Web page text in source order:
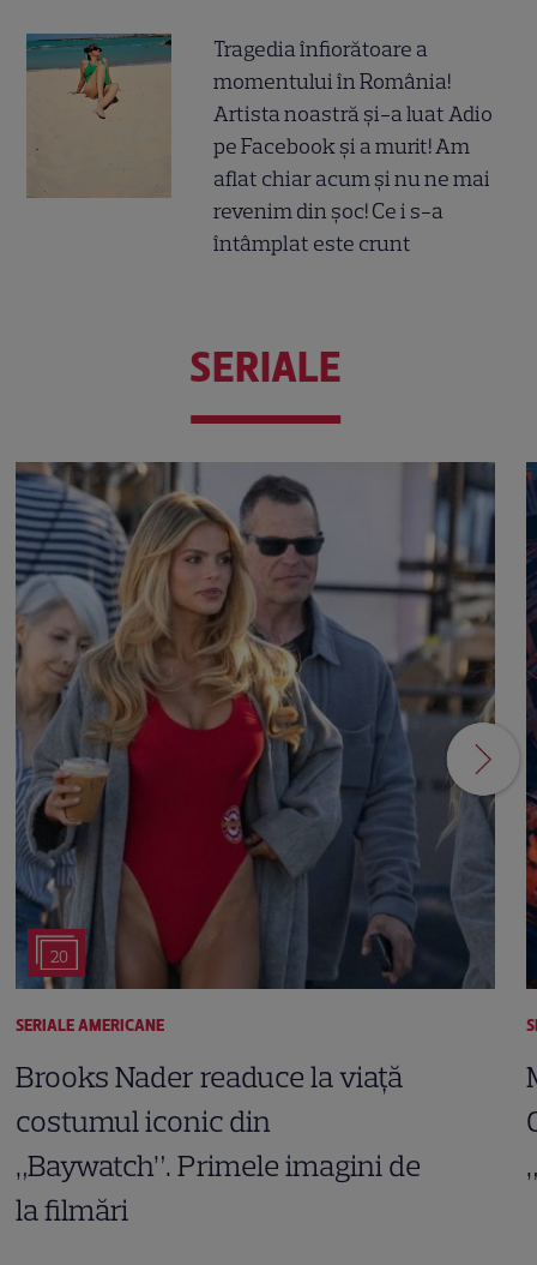
Tragedia înfiorătoare a
momentului în România!
Artista noastră și-a luat Adio
pe Facebook și a murit! Am
aflat chiar acum și nu ne mai
revenim din șoc! Ce i s-a
întâmplat este crunt
SERIALE
20
SERIALE AMERICANE
Brooks Nader readuce la viață
costumul iconic din
„Baywatch”. Primele imagini de
la filmări